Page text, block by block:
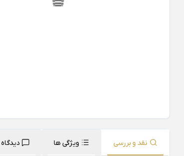
نقد و بررسی ویژگی ها